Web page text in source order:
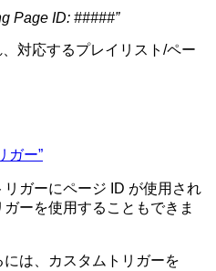
Page ID: #####”
対応するプレイリスト/ペー
ガー”
ガーにページ ID が使用され
ーを使用することもできま
は、カスタムトリガーを